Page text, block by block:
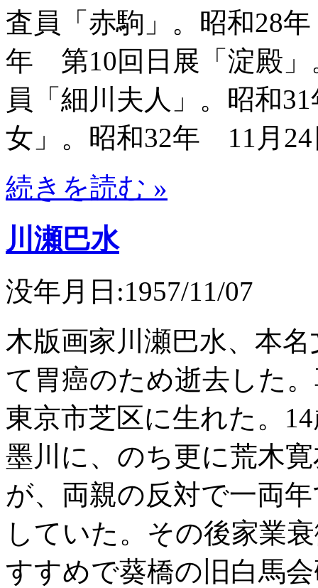
査員「赤駒」。昭和28
年 第10回日展「淀殿
員「細川夫人」。昭和
女」。昭和32年 11月24
続きを読む »
川瀬巴水
没年月日:1957/11/07
木版画家川瀬巴水、本
て胃癌のため逝去した
東京市芝区に生れた。
墨川に、のち更に荒木
が、両親の反対で一両
していた。その後家業
すすめで葵橋の旧白馬